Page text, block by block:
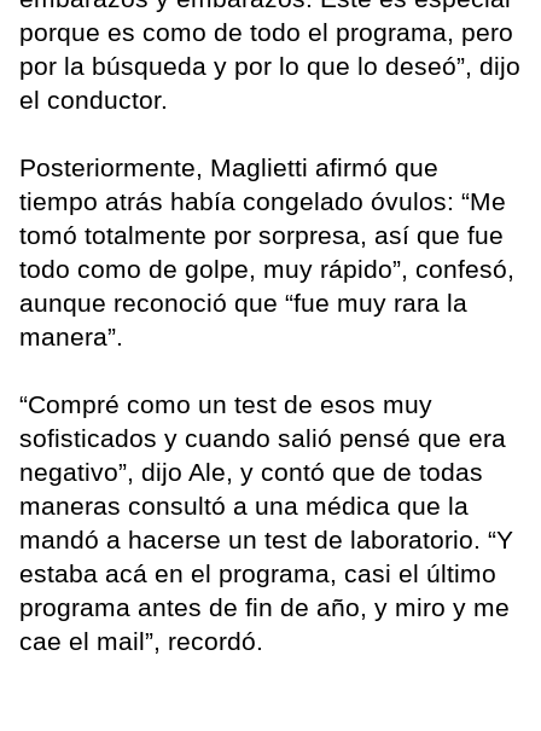
porque es como de todo el programa, pero
por la búsqueda y por lo que lo deseó”, dijo
el conductor.
Posteriormente, Maglietti afirmó que
tiempo atrás había congelado óvulos: “Me
tomó totalmente por sorpresa, así que fue
todo como de golpe, muy rápido”, confesó,
aunque reconoció que “fue muy rara la
manera”.
“Compré como un test de esos muy
sofisticados y cuando salió pensé que era
negativo”, dijo Ale, y contó que de todas
maneras consultó a una médica que la
mandó a hacerse un test de laboratorio. “Y
estaba acá en el programa, casi el último
programa antes de fin de año, y miro y me
cae el mail”, recordó.